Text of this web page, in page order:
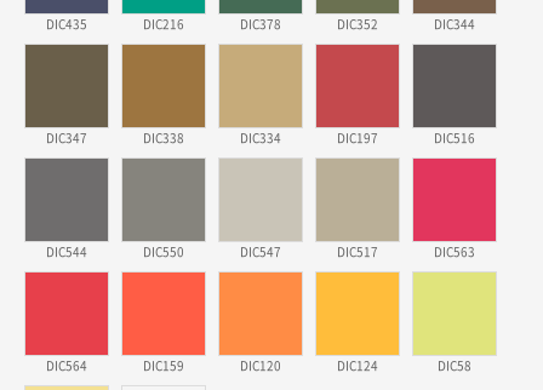
安そうだった
2026年03月17日 19:11
ワンポイントポリ袋 A4サイズ
1000枚
東京都のお客様
DIC435 DIC216 DIC378 DIC352 DIC344
DIC347 DIC338 DIC334 DIC197 DIC516
DIC544 DIC550 DIC547 DIC517 DIC563
DIC564 DIC159 DIC120 DIC124 DIC58